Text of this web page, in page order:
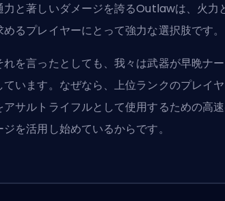
力と著しいダメージを誇るOutlawは、火力
めるプレイヤーにとって強力な選択肢です。
れを言ったとしても、我々は武器が早晩ナ
ています。なぜなら、上位ランクのプレイ
アサルトライフルとして使用するための高
ジを活用し始めているからです。